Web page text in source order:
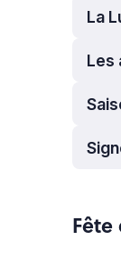
La
Les